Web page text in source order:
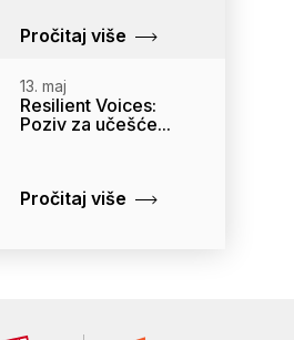
Pročitaj više
13. maj
Resilient Voices:
Poziv za učešće...
Pročitaj više